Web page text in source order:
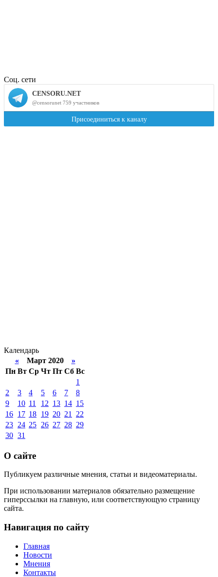
Соц. сети
Календарь
«Март 2020 »
Пн Вт Ср Чт Пт Сб Вс
1
2
3 4 5 6 7
8
9
10 11 12 13 14 15
16 17 18 19 20 21
22
23 24 25 26 27 28 29
30 31
О сайте
Публикуем различные мнения, статьи и видеоматериалы.
При использовании материалов обязательно размещение
гиперссылки на главную, или соответствующую страницу
сайта.
Навигация по сайту
Главная
Новости
Мнения
Контакты